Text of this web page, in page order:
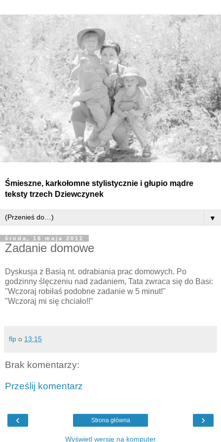
Śmieszne, karkołomne stylistycznie i głupio mądre
teksty trzech Dziewczynek
▼
środa, 16 maja 2012
Zadanie domowe
Dyskusja z Basią nt. odrabiania prac domowych. Po
godzinny ślęczeniu nad zadaniem, Tata zwraca się do Basi:
"Wczoraj robiłaś podobne zadanie w 5 minut!"
"Wczoraj mi się chciało!!"
flp o 13:15
Brak komentarzy:
Prześlij komentarz
‹ ›
Strona główna
Wyświetl wersję na komputer